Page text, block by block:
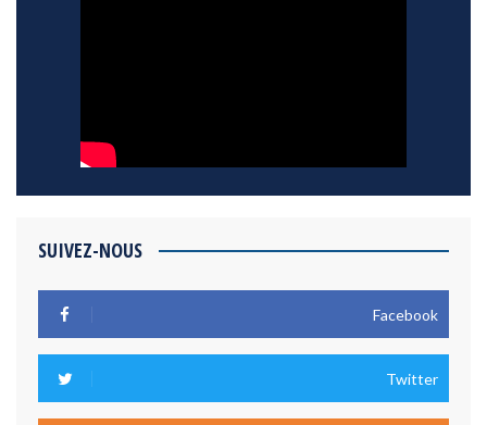
SUIVEZ-NOUS
Facebook
Twitter